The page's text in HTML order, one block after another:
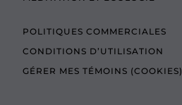
POLITIQUES COMMERCIALES
CONDITIONS D’UTILISATION
GÉRER MES TÉMOINS (COOKIES)